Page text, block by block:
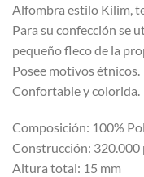
Alfombra estilo Kilim,
Para su confección se
pequeño fleco de la
Posee motivos étnicos.
Confortable y colorida.
Composición: 100%
Construcción:
Altura total: 15 mm